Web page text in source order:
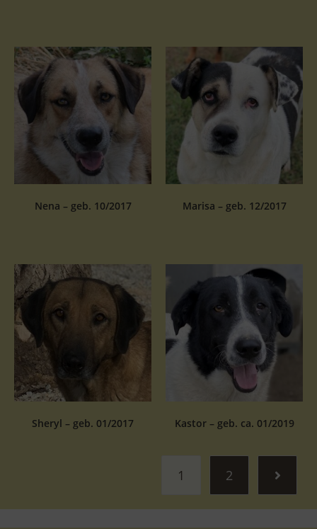
Nena – geb. 10/2017 Marisa – geb. 12/2017
Sheryl – geb. 01/2017 Kastor – geb. ca. 01/2019
1 2